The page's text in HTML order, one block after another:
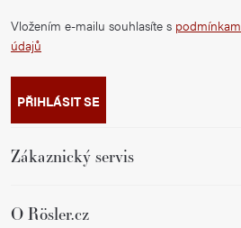
Vložením e-mailu souhlasíte s
údajů
PŘIHLÁSIT SE
Zákaznický servis
O Rösler.cz